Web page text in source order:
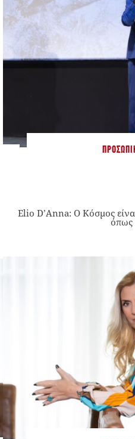
Elio D’Anna: Ο Κόσμος
όπως